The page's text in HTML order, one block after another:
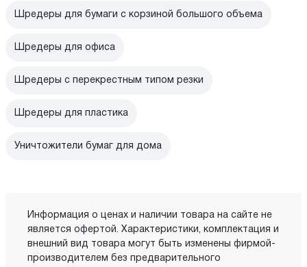
Шредеры для бумаги с корзиной большого объема
Шредеры для офиса
Шредеры с перекрестным типом резки
Шредеры для пластика
Уничтожители бумаг для дома
Информация о ценах и наличии товара на сайте не
является офертой. Характеристики, комплектация и
внешний вид товара могут быть изменены фирмой-
производителем без предварительного